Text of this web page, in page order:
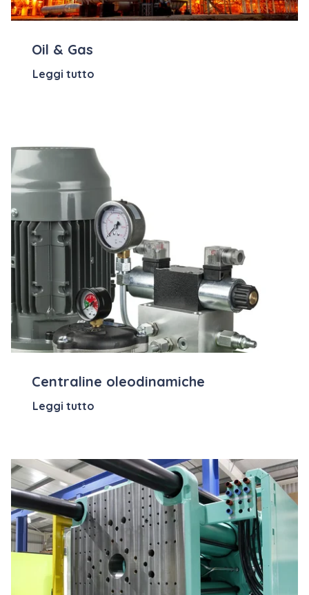
Oil & Gas
Leggi tutto
Centraline oleodinamiche
Leggi tutto